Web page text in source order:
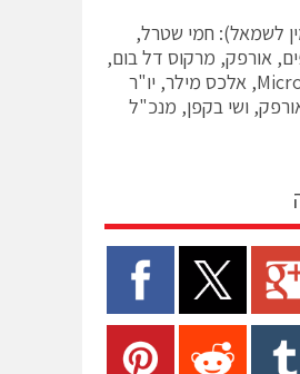
לשמאל): חמי שטרל,
אורפק, מרקוס דל בום,
מנכ"ל Microsffer, אלכס מילר, יו"ר
אורפק, ושי בקפן, מנכ"ל